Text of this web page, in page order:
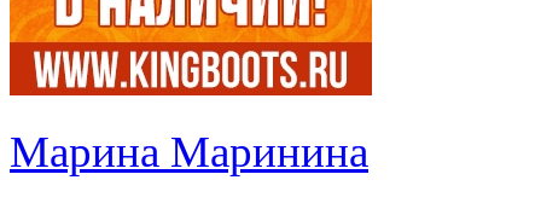
Марина Маринина